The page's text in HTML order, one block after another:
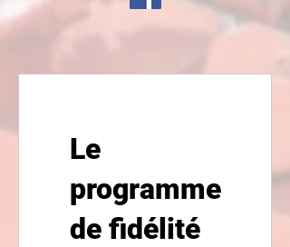
Le
programme
de fidélité